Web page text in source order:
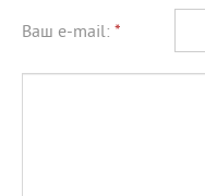
Ваш e-mail: *